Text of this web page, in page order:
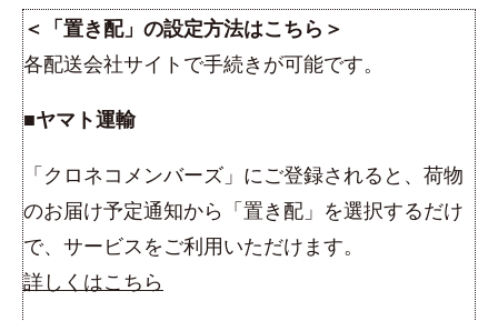
＜「置き配」の設定方法はこちら＞
各配送会社サイトで手続きが可能です。
■ヤマト運輸
「クロネコメンバーズ」にご登録されると、荷物
のお届け予定通知から「置き配」を選択するだけ
で、サービスをご利用いただけます。
詳しくはこちら